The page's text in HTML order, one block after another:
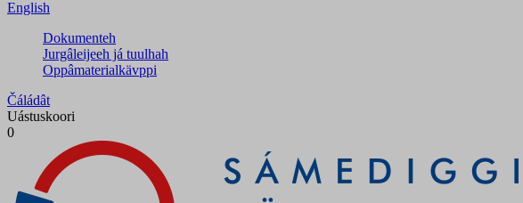
English
Dokumenteh
Jurgâleijeeh já tuulhah
Oppâmaterialkävppi
Čáládât
Uástuskoori
0